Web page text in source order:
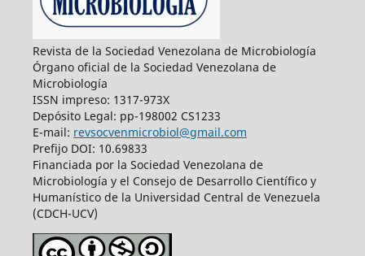
Revista de la Sociedad Venezolana de Microbiología
Órgano oficial de la Sociedad Venezolana de
Microbiología
ISSN impreso: 1317-973X
Depósito Legal: pp-198002 CS1233
E-mail: revsocvenmicrobiol@gmail.com
Prefijo DOI: 10.69833
Financiada por la Sociedad Venezolana de
Microbiología y el Consejo de Desarrollo Científico y
Humanístico de la Universidad Central de Venezuela
(CDCH-UCV)